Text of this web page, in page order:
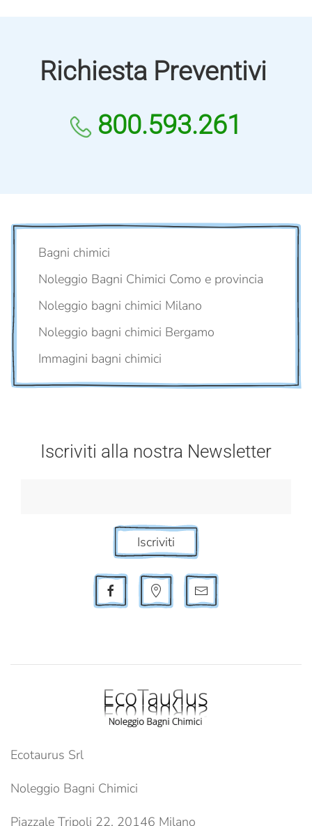
Richiesta Preventivi
800.593.261
Bagni chimici
Noleggio Bagni Chimici Como e provincia
Noleggio bagni chimici Milano
Noleggio bagni chimici Bergamo
Immagini bagni chimici
Iscriviti alla nostra Newsletter
Iscriviti
Ecotaurus Srl
Noleggio Bagni Chimici
Piazzale Tripoli 22, 20146 Milano